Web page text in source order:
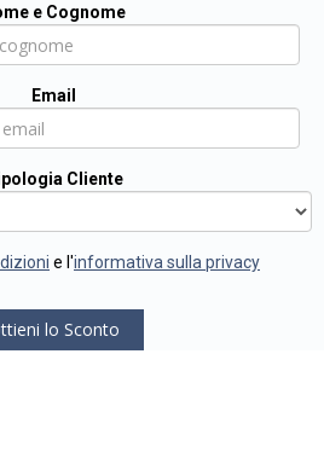
e Cognome
Email
Cliente
e l'informativa sulla privacy
lo Sconto